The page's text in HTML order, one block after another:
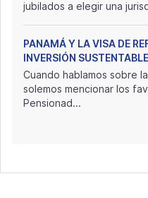
jubilados a elegir una
PANAMÁ Y LA VISA DE
INVERSIÓN SUSTENTABLE
Cuando hablamos sobre
solemos mencionar los
Pensionad...